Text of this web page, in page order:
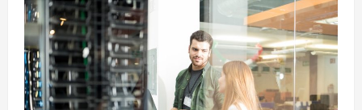
и